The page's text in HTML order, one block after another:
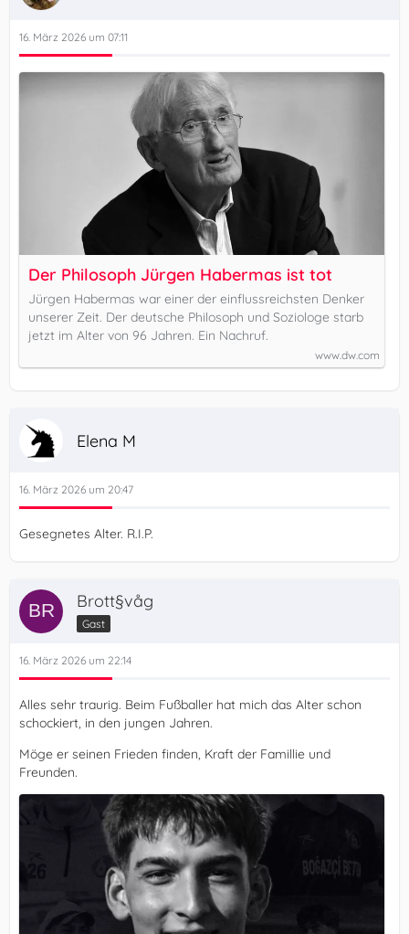
16. März 2026 um 07:11
Der Philosoph Jürgen Habermas ist tot
Jürgen Habermas war einer der einflussreichsten Denker
unserer Zeit. Der deutsche Philosoph und Soziologe starb
jetzt im Alter von 96 Jahren. Ein Nachruf.
www.dw.com
Elena M
16. März 2026 um 20:47
Gesegnetes Alter. R.I.P.
Brott§våg
Gast
16. März 2026 um 22:14
Alles sehr traurig. Beim Fußballer hat mich das Alter schon
schockiert, in den jungen Jahren.
Möge er seinen Frieden finden, Kraft der Famillie und
Freunden.